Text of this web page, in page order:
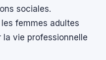
sociales.
femmes adultes
vie professionnelle